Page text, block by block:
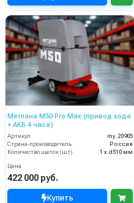
Метлана M50 Pro Max (привод хода
+ АКБ 4 часа)
Артикул
my.20905
Страна-производитель
Россия
Количество щеток (шт)
1 х d510 мм
Цена
422 000 руб.
Купить